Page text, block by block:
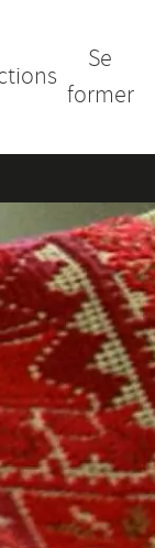
Se
former